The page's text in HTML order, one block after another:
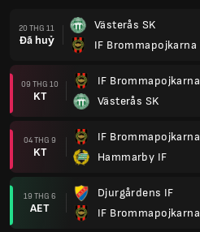
20 THG 11
Đã huỷ
Västerås SK
IF Brommapojkarna
09 THG 10
KT
IF Brommapojkarna
Västerås SK
04 THG 9
KT
IF Brommapojkarna
Hammarby IF
19 THG 6
AET
Djurgårdens IF
IF Brommapojkarna